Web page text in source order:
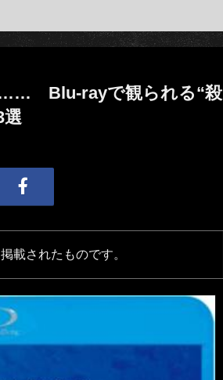
Blu-rayで観られる“殺
選
載されたものです。